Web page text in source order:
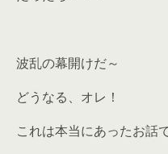
波乱の幕開けだ～
どうなる、オレ！
これは本当にあったお話